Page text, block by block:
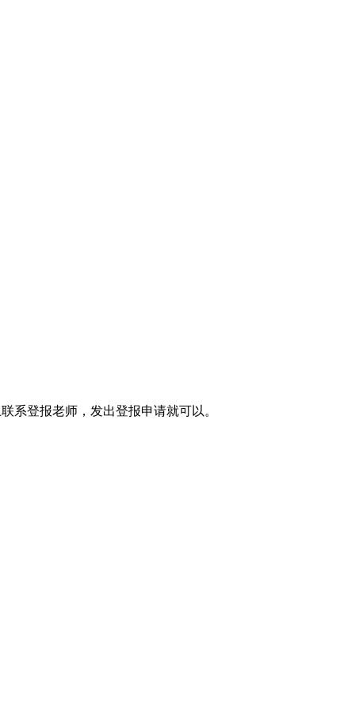
系登报老师，发出登报申请就可以。